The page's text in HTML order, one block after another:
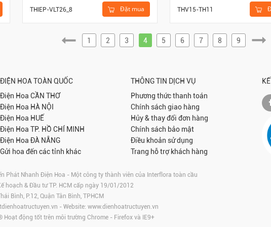
Đặt mua
THIEP-VLT26_8 THV15-TH11
1 2 3 4 5 6 7 8 9
ĐIỆN HOA TOÀN QUỐC
Điện Hoa CẦN THƠ
Điện Hoa HÀ NỘI
Điện Hoa HUẾ
Điện Hoa TP. HỒ CHÍ MINH
Điện Hoa ĐÀ NẴNG
Gửi hoa đến các tỉnh khác
THÔNG TIN DỊCH VỤ
Phương thức thanh toán
Chính sách giao hàng
Hủy & thay đổi đơn hàng
Chính sách bảo mật
Điều khoản sử dụng
Trang hỗ trợ khách hàng
Phát Nhanh Điện Hoa - Một công ty thành viên của Interflora toàn cầu
hoạch & Đầu tư TP. HCM cấp ngày 19/01/2012
Bình, P.12, Quận Tân Bình, TPHCM
- Website: www.dienhoatructuyen.vn
Hoạt động tốt trên môi trường Chrome - Firefox và IE9+